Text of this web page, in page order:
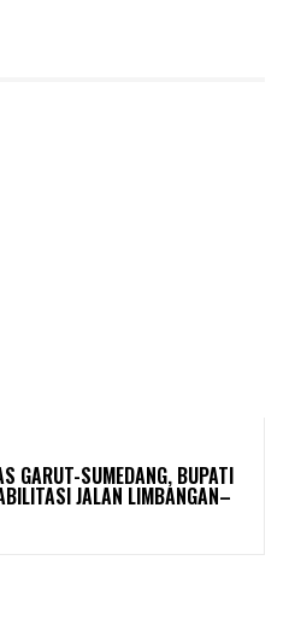
GARUT-SUMEDANG, BUPATI
JALAN LIMBANGAN–